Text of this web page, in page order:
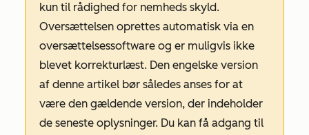
kun til rådighed for nemheds skyld.
Oversættelsen oprettes automatisk via en
oversættelsessoftware og er muligvis ikke
blevet korrekturlæst. Den engelske version
af denne artikel bør således anses for at
være den gældende version, der indeholder
de seneste oplysninger. Du kan få adgang til